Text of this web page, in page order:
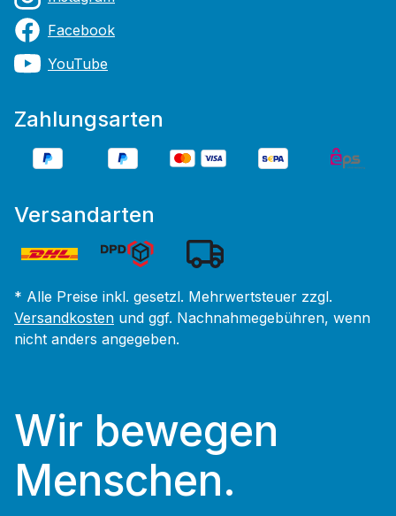
Facebook
YouTube
Zahlungsarten
Versandarten
* Alle Preise inkl. gesetzl. Mehrwertsteuer zzgl.
Versandkosten und ggf. Nachnahmegebühren, wenn
nicht anders angegeben.
Wir bewegen
Menschen.